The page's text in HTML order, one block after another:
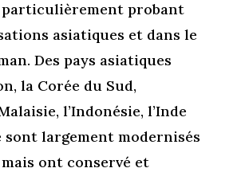
particulièrement probant
asiatiques et dans le
Des pays asiatiques
la Corée du Sud,
l’Indonésie, l’Inde
sont largement modernisés
mais ont conservé et